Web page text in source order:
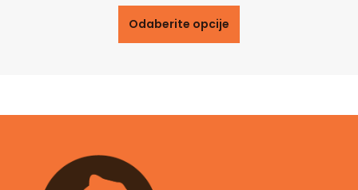
Odaberite opcije